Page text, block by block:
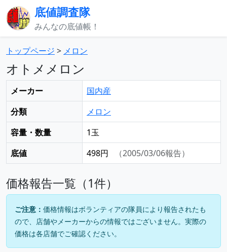
底値調査隊
みんなの底値帳！
トップページ > メロン
オトメメロン
メーカー
国内産
分類
メロン
容量・数量
1玉
底値
498円 （2005/03/06報告）
価格報告一覧（1件）
ご注意： 価格情報はボランティアの隊員により報告されたも
ので、店舗やメーカーからの情報ではございません。実際の
価格は各店舗でご確認ください。